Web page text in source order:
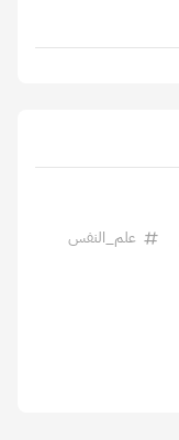
علم_النفس